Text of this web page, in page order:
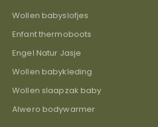
Wollen babyslofjes
Enfant thermoboots
Engel Natur Jasje
Wollen babykleding
Wollen slaapzak baby
Alwero bodywarmer